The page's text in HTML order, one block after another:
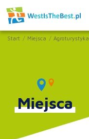
Start Miejsca Agroturystyka
Miejsca